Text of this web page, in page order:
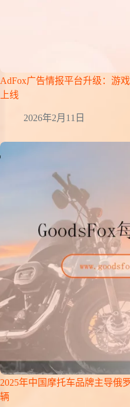
AdFox广告情报平台升级：游
上线
2026年2月11日
2025年中国摩托车品牌主导俄
辆